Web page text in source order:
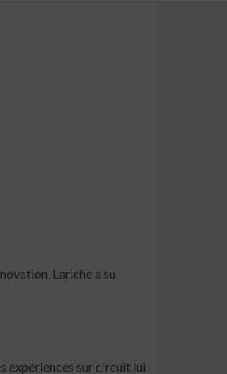
Lariche a su
expériences sur circuit lui